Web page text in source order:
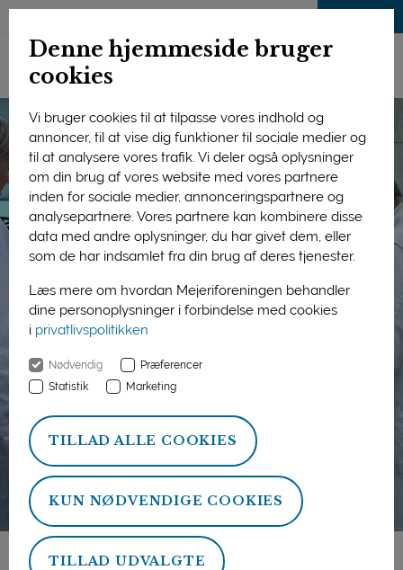
Denne hjemmeside bruger
cookies
Vi bruger cookies til at tilpasse vores indhold og
annoncer, til at vise dig funktioner til sociale medier og
til at analysere vores trafik. Vi deler også oplysninger
om din brug af vores website med vores partnere
inden for sociale medier, annonceringspartnere og
analysepartnere. Vores partnere kan kombinere disse
data med andre oplysninger, du har givet dem, eller
som de har indsamlet fra din brug af deres tjenester.
Læs mere om hvordan Mejeriforeningen behandler
dine personoplysninger i forbindelse med cookies
i privatlivspolitikken
Nødvendig
Præferencer
Statistik
Marketing
TILLAD ALLE COOKIES
KUN NØDVENDIGE COOKIES
TILLAD UDVALGTE